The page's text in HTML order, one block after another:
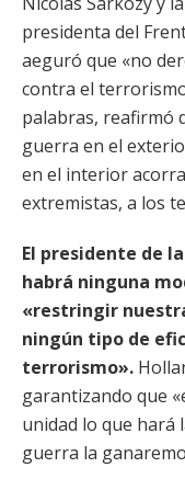
presidenta del
aeguró que «no
contra el
palabras, reafirmó
guerra en el
en el interior
extremistas, a los
El presidente de
habrá ninguna
«restringir
ningún tipo de
terrorismo».
garantizando que
unidad lo que hará
guerra la